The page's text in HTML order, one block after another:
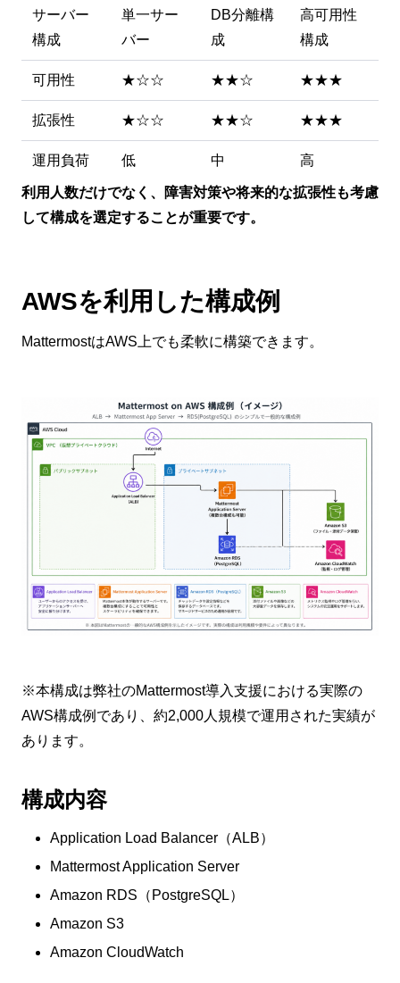
サーバー
構成
単一サー
バー
DB分離構
成
高可用性
構成
可用性 ★☆☆ ★★☆ ★★★
拡張性 ★☆☆ ★★☆ ★★★
運用負荷 低 中 高
利用人数だけでなく、障害対策や将来的な拡張性も考慮
して構成を選定することが重要です。
AWSを利用した構成例
MattermostはAWS上でも柔軟に構築できます。
※本構成は弊社のMattermost導入支援における実際の
AWS構成例であり、約2,000人規模で運用された実績が
あります。
構成内容
Application Load Balancer（ALB）
Mattermost Application Server
Amazon RDS（PostgreSQL）
Amazon S3
Amazon CloudWatch